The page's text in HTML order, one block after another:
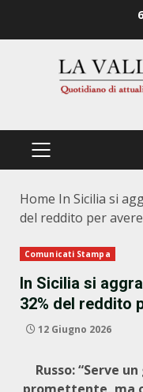
PRIMÄRES
Home In Sicilia si
del reddito per
Comunicati Stampa
In Sicilia si
32% del reddito
12 Giugno 2026
Russo: “Serve